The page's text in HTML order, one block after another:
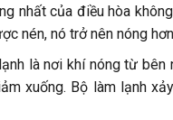
nhất của điều hòa
nén, nó trở nên nóng
là nơi khí nóng từ
xuống. Bộ làm lạnh